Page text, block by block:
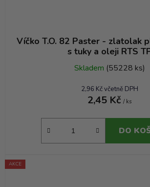
Víčko T.O. 82 Paster - zlatolak
s tuky a oleji RTS
Skladem (55228 ks)
2,96 Kč včetně DPH
2,45 Kč / ks
DO
AKCE